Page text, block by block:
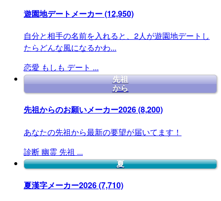
遊園地デートメーカー(12,950)
自分と相手の名前を入れると、2人が遊園地デートし
たらどんな風になるかわ...
恋愛 もしも デート ...
先祖
から
先祖からのお願いメーカー2026(8,200)
あなたの先祖から最新の要望が届いてます！
診断 幽霊 先祖 ...
夏
夏漢字メーカー2026(7,710)